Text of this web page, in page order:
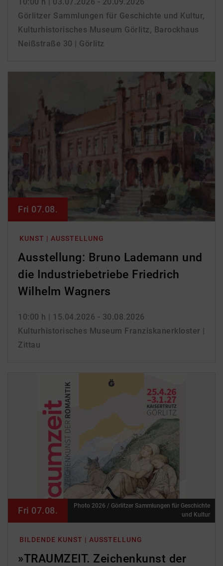
Görlitzer Sammlungen für Geschichte und Kultur,
Kulturhistorisches Museum Görlitz, Barockhaus
Neißstraße 30 | Görlitz
KUNST | AUSSTELLUNG
Ausstellung: Bruno Lademann und
die Industriebetriebe Friedrich
Wilhelm Wagners
10:00 h | 15.04.2026 - 30.08.2026
Kulturhistorisches Museum Franziskanerkloster |
Zittau
Fri 07.08.
BILDENDE KUNST | AUSSTELLUNG
»TRAUMZEIT. Zeichenkunst der
Fri 07.08.
Photo 2026 / Görlitzer Sammlungen für Geschichte
und Kultur